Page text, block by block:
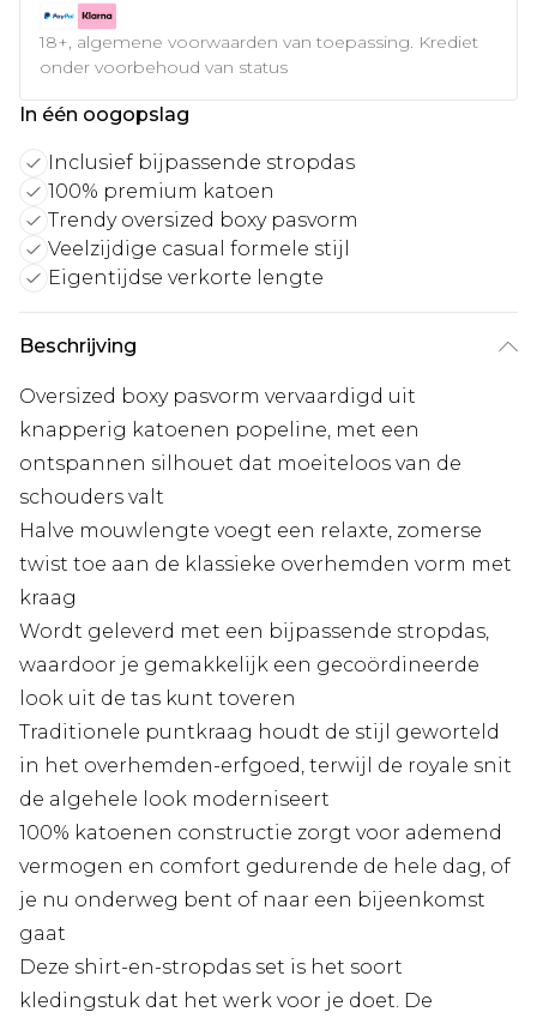
18+, algemene voorwaarden van toepassing. Krediet
onder voorbehoud van status
In één oogopslag
Inclusief bijpassende stropdas
100% premium katoen
Trendy oversized boxy pasvorm
Veelzijdige casual formele stijl
Eigentijdse verkorte lengte
Beschrijving
Oversized boxy pasvorm vervaardigd uit
knapperig katoenen popeline, met een
ontspannen silhouet dat moeiteloos van de
schouders valt
Halve mouwlengte voegt een relaxte, zomerse
twist toe aan de klassieke overhemden vorm met
kraag
Wordt geleverd met een bijpassende stropdas,
waardoor je gemakkelijk een gecoördineerde
look uit de tas kunt toveren
Traditionele puntkraag houdt de stijl geworteld
in het overhemden-erfgoed, terwijl de royale snit
de algehele look moderniseert
100% katoenen constructie zorgt voor ademend
vermogen en comfort gedurende de hele dag, of
je nu onderweg bent of naar een bijeenkomst
gaat
Deze shirt-en-stropdas set is het soort
kledingstuk dat het werk voor je doet. De